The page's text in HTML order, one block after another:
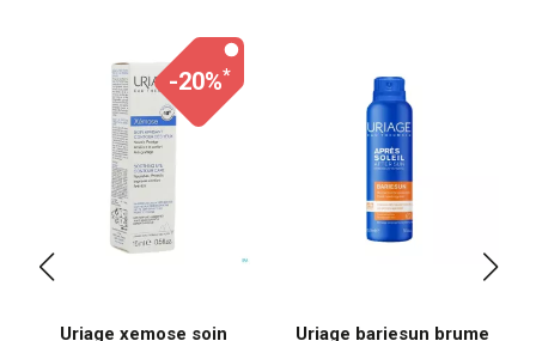
-20%*
Uriage xemose soin
Uriage bariesun brume